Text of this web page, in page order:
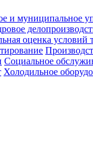
и муниципальное
оценка
Социальное
Холодильное